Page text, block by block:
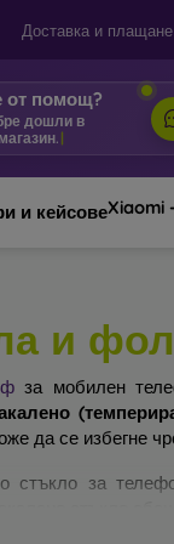
Доставка и плащане
от помощ?
дошли в
|
и кейсовеXiaomi
и
за мобилен
да се избегне
стъкло за
защитата му.